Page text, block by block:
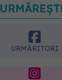
URMĂRITORI